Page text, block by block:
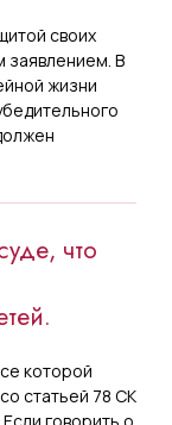
своих
заявлением. В
жизни
что
которой
статьей 78 СК